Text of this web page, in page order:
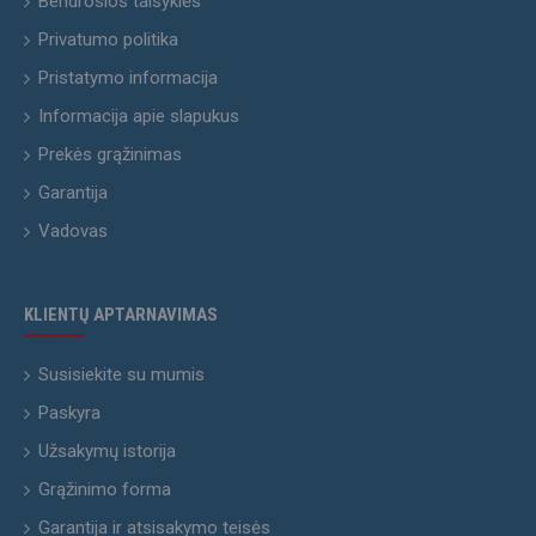
Privatumo politika
Pristatymo informacija
Informacija apie slapukus
Prekės grąžinimas
Garantija
Vadovas
KLIENTŲ APTARNAVIMAS
Susisiekite su mumis
Paskyra
Užsakymų istorija
Grąžinimo forma
Garantija ir atsisakymo teisės